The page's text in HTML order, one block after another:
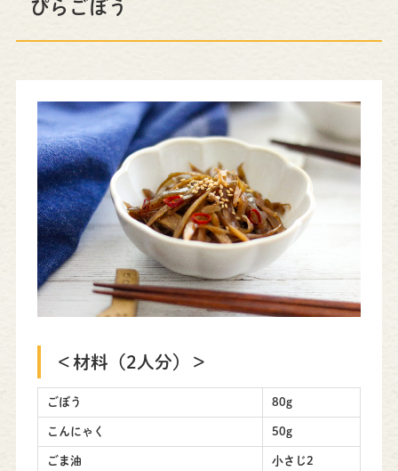
ぴらごぼう
＜材料（2人分）＞
ごぼう 80g
こんにゃく 50g
ごま油 小さじ2